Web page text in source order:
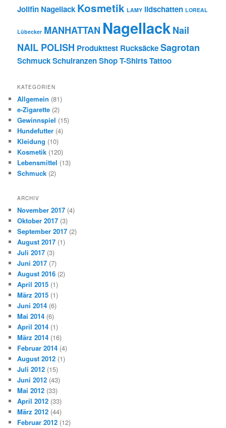
Jolifin Nagellack Kosmetik LAMY lidschatten LOREAL
Lübecker MANHATTAN NagellackNail
NAIL POLISH Produkttest RucksäckeSagrotan
SchmuckSchulranzenShopT-ShirtsTattoo
KATEGORIEN
Allgemein (81)
e-Zigarette (2)
Gewinnspiel (15)
Hundefutter (4)
Kleidung (10)
Kosmetik (120)
Lebensmittel (13)
Schmuck (2)
ARCHIV
November 2017 (4)
Oktober 2017 (3)
September 2017 (2)
August 2017 (1)
Juli 2017 (3)
Juni 2017 (7)
August 2016 (2)
April 2015 (1)
März 2015 (1)
Juni 2014 (6)
Mai 2014 (6)
April 2014 (1)
März 2014 (16)
Februar 2014 (4)
August 2012 (1)
Juli 2012 (15)
Juni 2012 (43)
Mai 2012 (33)
April 2012 (33)
März 2012 (44)
Februar 2012 (12)